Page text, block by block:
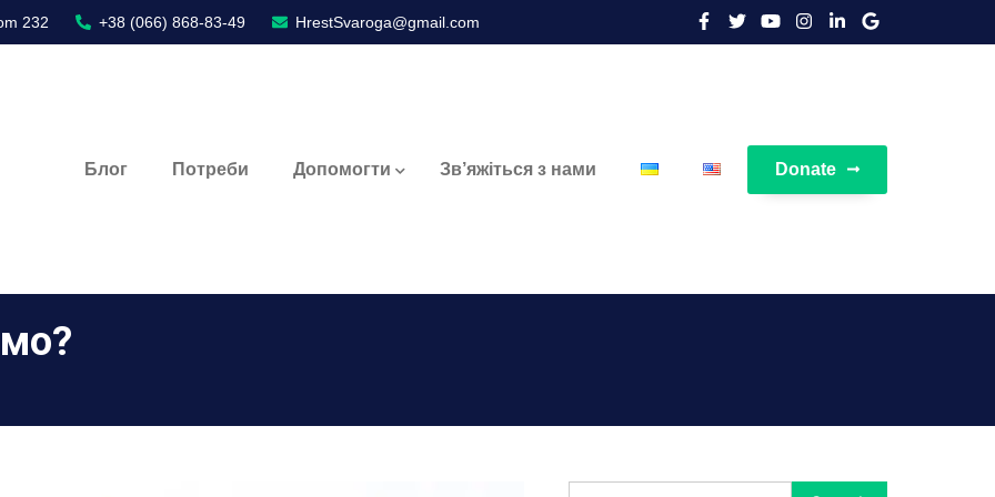
232 +38 (066) 868-83-49 HrestSvaroga@gmail.com
Блог Потреби Допомогти Зв’яжіться з нами Donate